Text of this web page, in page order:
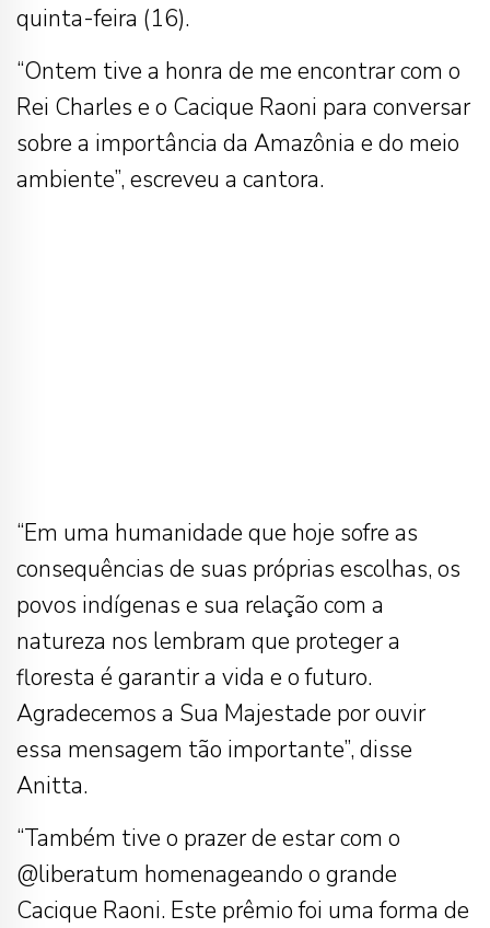
quinta-feira (16).
“Ontem tive a honra de me encontrar com o
Rei Charles e o Cacique Raoni para conversar
sobre a importância da Amazônia e do meio
ambiente”, escreveu a cantora.
“Em uma humanidade que hoje sofre as
consequências de suas próprias escolhas, os
povos indígenas e sua relação com a
natureza nos lembram que proteger a
floresta é garantir a vida e o futuro.
Agradecemos a Sua Majestade por ouvir
essa mensagem tão importante”, disse
Anitta.
“Também tive o prazer de estar com o
@liberatum homenageando o grande
Cacique Raoni. Este prêmio foi uma forma de